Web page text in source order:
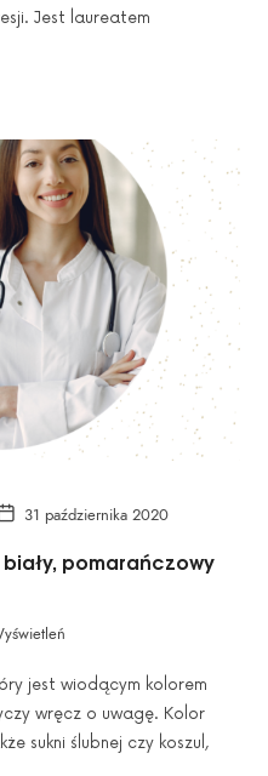
Jest laureatem
31 października 2020
pomarańczowy
jest wiodącym kolorem
wręcz o uwagę. Kolor
sukni ślubnej czy koszul,